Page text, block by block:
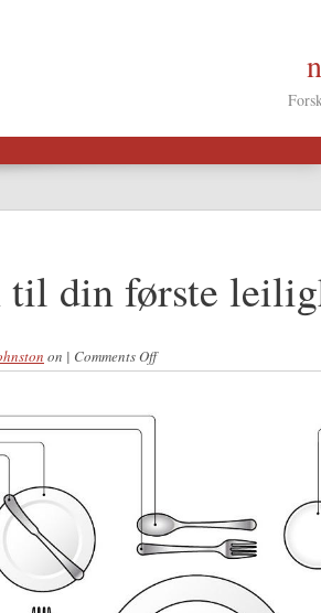
til din første
on | Comments Offon Porselen til din første